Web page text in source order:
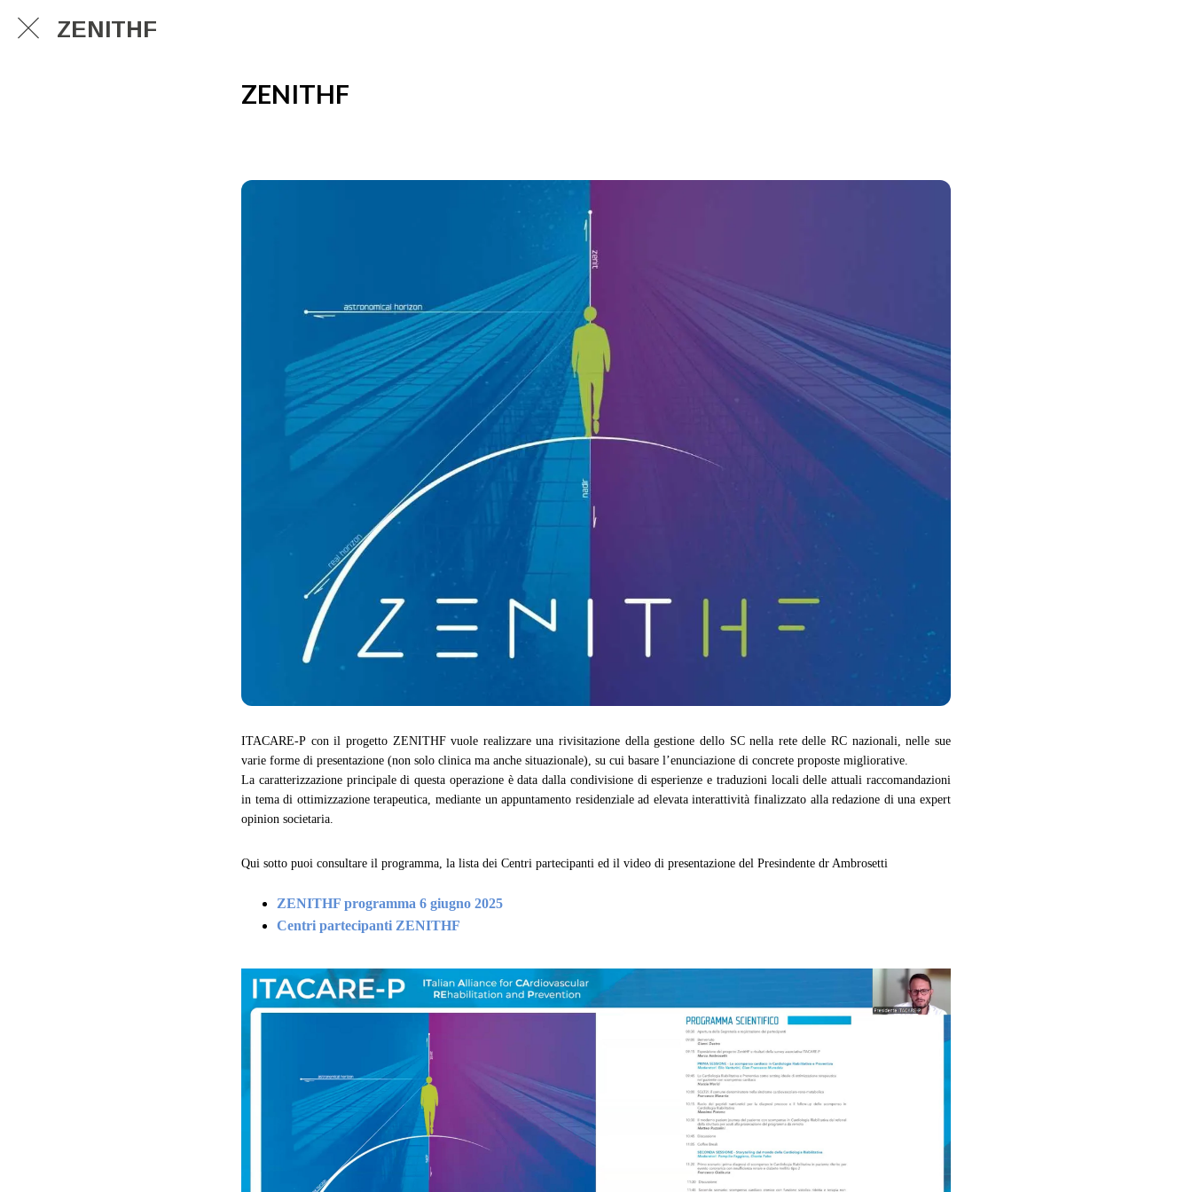
ZENITHF
ZENITHF
ITACARE-P con il progetto ZENITHF vuole realizzare una rivisitazione della gestione dello SC nella rete delle RC nazionali, nelle sue
varie forme di presentazione (non solo clinica ma anche situazionale), su cui basare l’enunciazione di concrete proposte migliorative.
La caratterizzazione principale di questa operazione è data dalla condivisione di esperienze e traduzioni locali delle attuali raccomandazioni
in tema di ottimizzazione terapeutica, mediante un appuntamento residenziale ad elevata interattività finalizzato alla redazione di una expert
opinion societaria.
Qui sotto puoi consultare il programma, la lista dei Centri partecipanti ed il video di presentazione del Presindente dr Ambrosetti
ZENITHF programma 6 giugno 2025
Centri partecipanti ZENITHF